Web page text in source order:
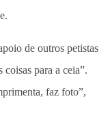
de outros petistas
para a ceia”.
faz foto”,